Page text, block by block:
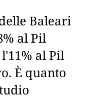
Baleari
al Pil
al Pil
È quanto